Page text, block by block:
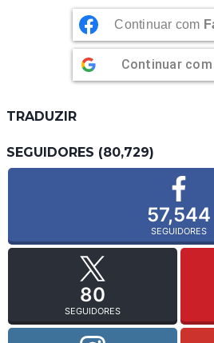
Continuar com
Continuar com
TRADUZIR
SEGUIDORES (80,729)
57,544
SEGUIDORES
80
SEGUIDORES